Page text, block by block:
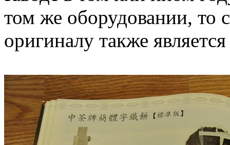
том же оборудовании, то
оригиналу также